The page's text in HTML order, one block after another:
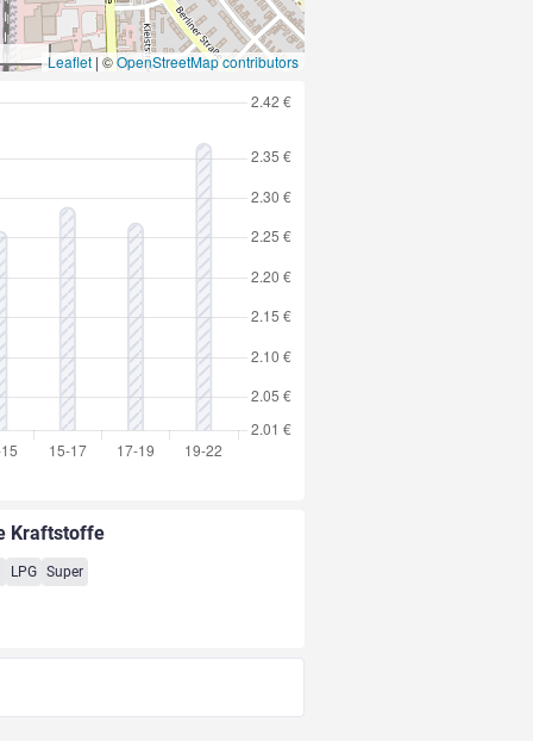
Leaflet | ©OpenStreetMap contributors
Kraftstoffe
LPG Super